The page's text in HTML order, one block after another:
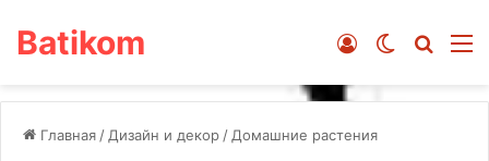
Batikom Switch skin
Войти
Главная / Дизайн и декор / Домашние растения